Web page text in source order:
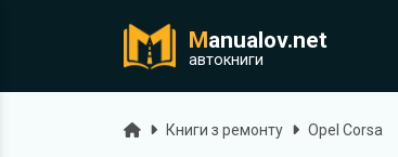
Manualov.net
автокниги
ГоловнаКниги з ремонту Opel Corsa